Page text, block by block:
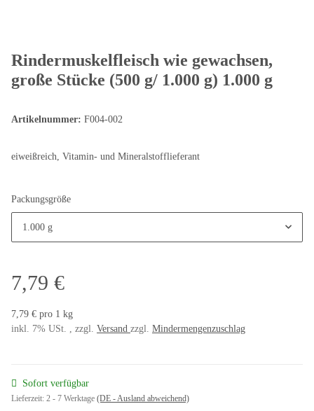
Rindermuskelfleisch wie gewachsen,
große Stücke (500 g/ 1.000 g) 1.000 g
Artikelnummer: F004-002
eiweißreich, Vitamin- und Mineralstofflieferant
Packungsgröße
1.000 g
7,79 €
7,79 € pro 1 kg
inkl. 7% USt. , zzgl. Versand zzgl. Mindermengenzuschlag
Sofort verfügbar
Lieferzeit: 2 - 7 Werktage (DE - Ausland abweichend)